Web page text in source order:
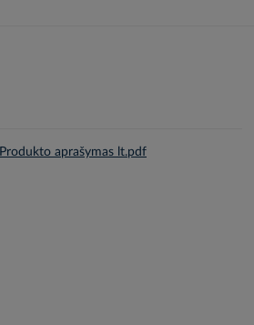
Produkto aprašymas lt.pdf